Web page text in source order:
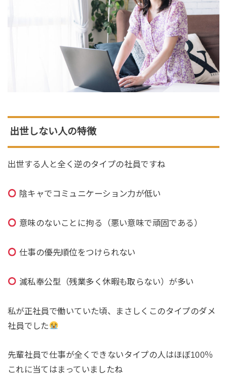
出世しない人の特徴
出世する人と全く逆のタイプの社員ですね
陰キャでコミュニケーション力が低い
意味のないことに拘る（悪い意味で頑固である）
仕事の優先順位をつけられない
滅私奉公型（残業多く休暇も取らない）が多い
私が正社員で働いていた頃、まさしくこのタイプのダメ
社員でした
先輩社員で仕事が全くできないタイプの人はほぼ100％
これに当てはまっていましたね